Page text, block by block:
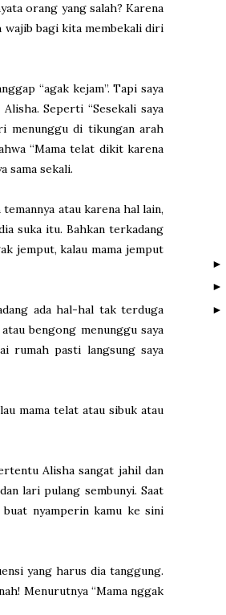
orang yang salah? Karena
bagi kita membekali diri
“agak kejam”. Tapi saya
Seperti “Sesekali saya
menunggu di tikungan arah
“Mama telat dikit karena
sama sekali.
atau karena hal lain,
suka itu. Bahkan terkadang
jemput, kalau mama jemput
ada hal-hal tak terduga
bengong menunggu saya
rumah pasti langsung saya
mama telat atau sibuk atau
Alisha sangat jahil dan
lari pulang sembunyi. Saat
buat nyamperin kamu ke sini
yang harus dia tanggung.
Menurutnya “Mama nggak
►
►
►